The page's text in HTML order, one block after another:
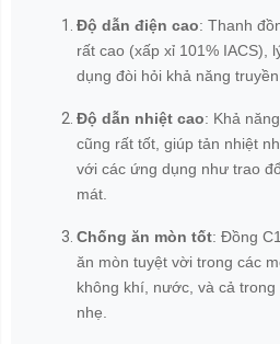
Độ dẫn điện cao: Thanh
rất cao (xấp xỉ 101% IACS),
dụng đòi hỏi khả năng
Độ dẫn nhiệt cao: Khả
cũng rất tốt, giúp tản nhiệt
với các ứng dụng như trao
mát.
Chống ăn mòn tốt: Đồng
ăn mòn tuyệt vời trong các
không khí, nước, và cả
nhẹ.